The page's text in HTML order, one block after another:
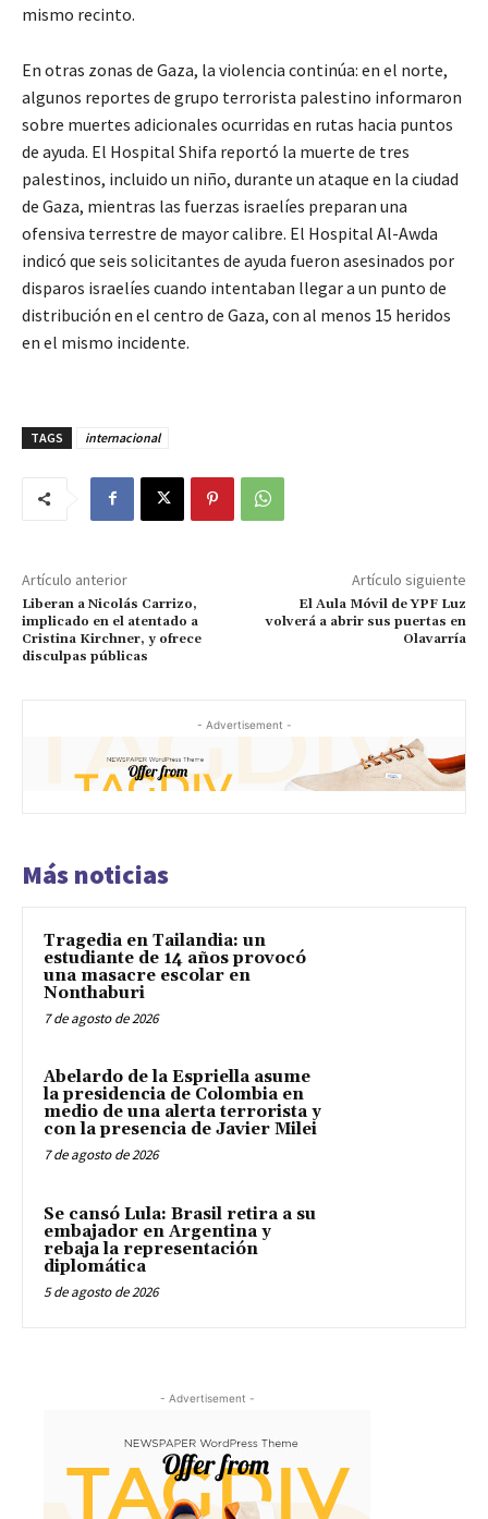
mismo recinto.
En otras zonas de Gaza, la violencia continúa: en el norte,
algunos reportes de grupo terrorista palestino informaron
sobre muertes adicionales ocurridas en rutas hacia puntos
de ayuda. El Hospital Shifa reportó la muerte de tres
palestinos, incluido un niño, durante un ataque en la ciudad
de Gaza, mientras las fuerzas israelíes preparan una
ofensiva terrestre de mayor calibre. El Hospital Al-Awda
indicó que seis solicitantes de ayuda fueron asesinados por
disparos israelíes cuando intentaban llegar a un punto de
distribución en el centro de Gaza, con al menos 15 heridos
en el mismo incidente.
TAGS internacional
Artículo anterior
Liberan a Nicolás Carrizo,
implicado en el atentado a
Cristina Kirchner, y ofrece
disculpas públicas
Artículo siguiente
El Aula Móvil de YPF Luz
volverá a abrir sus puertas en
Olavarría
- Advertisement -
Más noticias
Tragedia en Tailandia: un
estudiante de 14 años provocó
una masacre escolar en
Nonthaburi
7 de agosto de 2026
Abelardo de la Espriella asume
la presidencia de Colombia en
medio de una alerta terrorista y
con la presencia de Javier Milei
7 de agosto de 2026
Se cansó Lula: Brasil retira a su
embajador en Argentina y
rebaja la representación
diplomática
5 de agosto de 2026
- Advertisement -